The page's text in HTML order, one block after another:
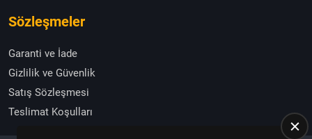
Sözleşmeler
Garanti ve İade
Gizlilik ve Güvenlik
Satış Sözleşmesi
Teslimat Koşulları